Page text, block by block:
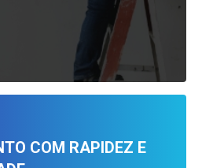
COM RAPIDEZ E